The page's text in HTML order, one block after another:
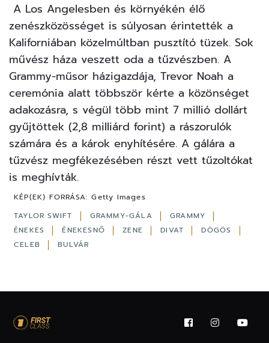
A Los Angelesben és környékén élő
zenészközösséget is súlyosan érintették a
Kaliforniában közelmúltban pusztító tüzek. Sok
művész háza veszett oda a tűzvészben. A
Grammy-műsor házigazdája, Trevor Noah a
ceremónia alatt többször kérte a közönséget
adakozásra, s végül több mint 7 millió dollárt
gyűjtöttek (2,8 milliárd forint) a rászorulók
számára és a károk enyhítésére. A gálára a
tűzvész megfékezésében részt vett tűzoltókat
is meghívták.
KÉP(EK) FORRÁSA: Getty Images
TAYLOR SWIFT
GRAMMY-GÁLA
GRAMMY
ÉNEKES
ÉNEKESNŐ ZENE DIVAT
DÖGÖS
CELEB
BULVÁR